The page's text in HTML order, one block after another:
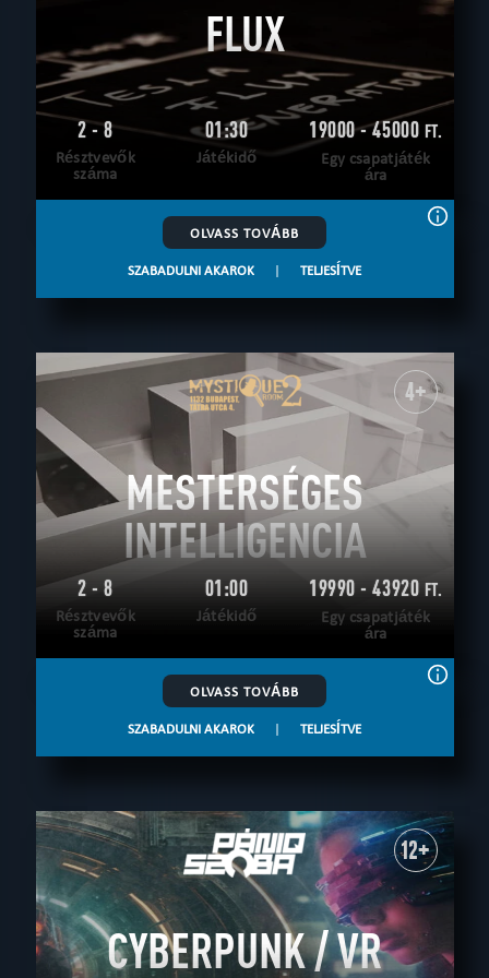
FLUX
2 - 8
Résztvevők
száma
01:30
Játékidő
19000 - 45000 FT.
Egy csapatjáték
ára
OLVASS TOVÁBB
SZABADULNI AKAROK | TELJESÍTVE
4+
MESTERSÉGES
INTELLIGENCIA
2 - 8
Résztvevők
száma
01:00
Játékidő
19990 - 43920 FT.
Egy csapatjáték
ára
OLVASS TOVÁBB
SZABADULNI AKAROK | TELJESÍTVE
12+
CYBERPUNK / VR